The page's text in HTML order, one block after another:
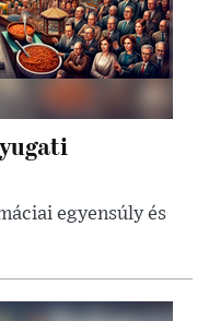
egyensúly és